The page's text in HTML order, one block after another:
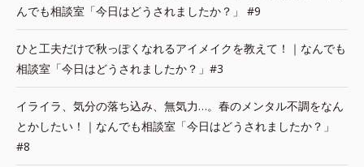
んでも相談室「今日はどうされましたか？」 #9
ひと工夫だけで秋っぽくなれるアイメイクを教えて！｜なんでも
相談室「今日はどうされましたか？」#3
イライラ、気分の落ち込み、無気力…。春のメンタル不調をなん
とかしたい！｜なんでも相談室「今日はどうされましたか？」
#8